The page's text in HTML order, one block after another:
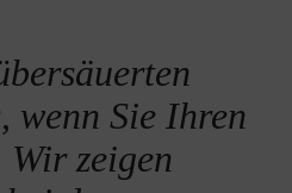
wenn Sie Ihren
Wir zeigen
sollten
Hinweise